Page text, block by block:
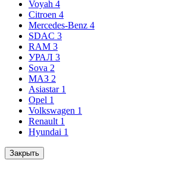
Voyah 4
Citroen 4
Mercedes-Benz 4
SDAC 3
RAM 3
УРАЛ 3
Sova 2
МАЗ 2
Asiastar 1
Opel 1
Volkswagen 1
Renault 1
Hyundai 1
Закрыть